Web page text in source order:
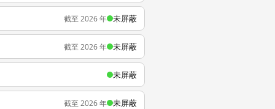
截至 2026 年 未屏蔽
截至 2026 年 未屏蔽
未屏蔽
截至 2026 年 未屏蔽